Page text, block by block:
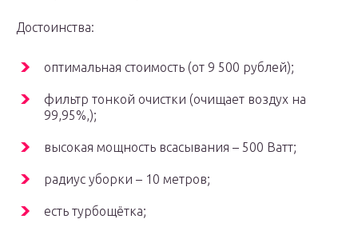
Достоинства:
оптимальная стоимость (от 9 500 рублей);
фильтр тонкой очистки (очищает воздух на
99,95%,);
высокая мощность всасывания – 500 Ватт;
радиус уборки – 10 метров;
есть турбощётка;